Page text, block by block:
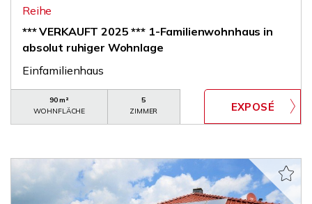
Reihe
*** VERKAUFT 2025 *** 1-Familienwohnhaus in
absolut ruhiger Wohnlage
Einfamilienhaus
90 m²
WOHNFLÄCHE
5
ZIMMER